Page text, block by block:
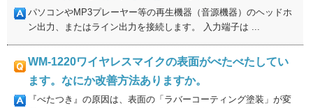
パソコンやMP3プレーヤー等の再生機器（音源機器）のヘッドホ
ン出力、またはライン出力を接続します。 入力端子は ...
WM-1220ワイヤレスマイクの表面がべたべたしてい
ます。なにか改善方法ありますか。
『べたつき』の原因は、表面の「ラバーコーティング塗装」が変